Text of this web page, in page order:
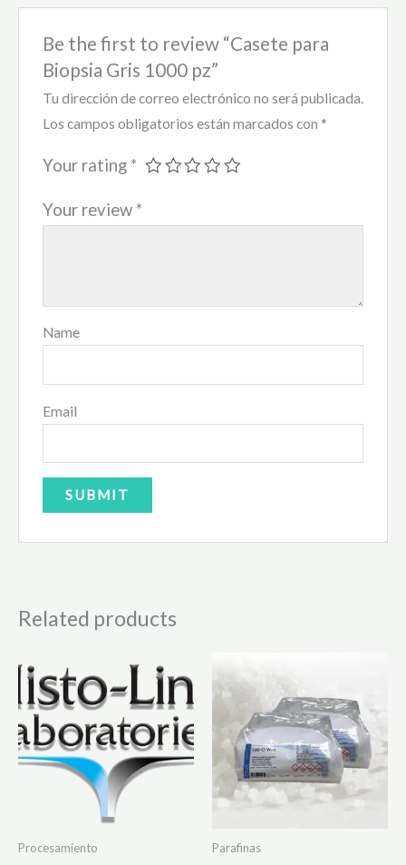
Be the first to review “Casete para
Biopsia Gris 1000 pz”
Tu dirección de correo electrónico no será publicada.
Los campos obligatorios están marcados con *
Your rating *
Your review *
Name
Email
Related products
Procesamiento Parafinas